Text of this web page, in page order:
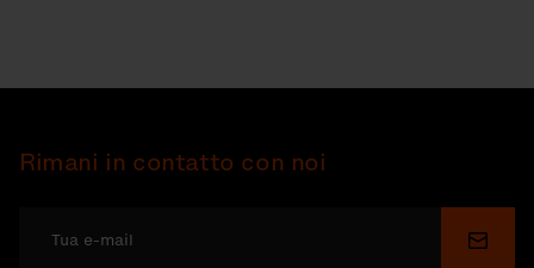
Rimani in contatto con noi
Invia